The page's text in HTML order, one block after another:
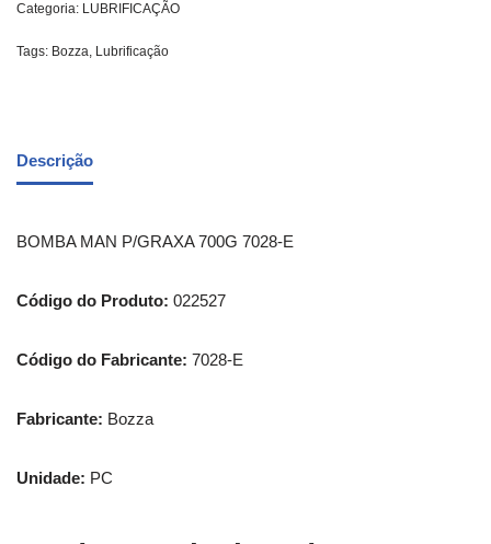
Categoria: LUBRIFICAÇÃO
Tags: Bozza, Lubrificação
Descrição
BOMBA MAN P/GRAXA 700G 7028-E
Código do Produto: 022527
Código do Fabricante: 7028-E
Fabricante: Bozza
Unidade: PC